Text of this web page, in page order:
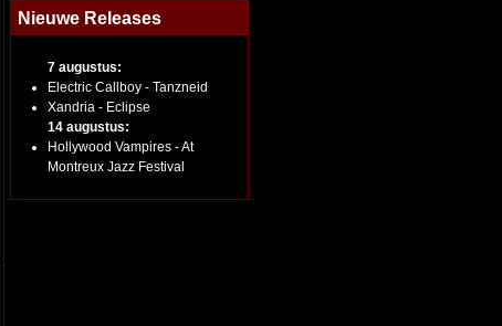
Nieuwe Releases
7 augustus:
Electric Callboy - Tanzneid
Xandria - Eclipse
14 augustus:
Hollywood Vampires - At
Montreux Jazz Festival